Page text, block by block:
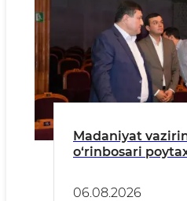
Madaniyat
o‘rinbosari
06.08.2026